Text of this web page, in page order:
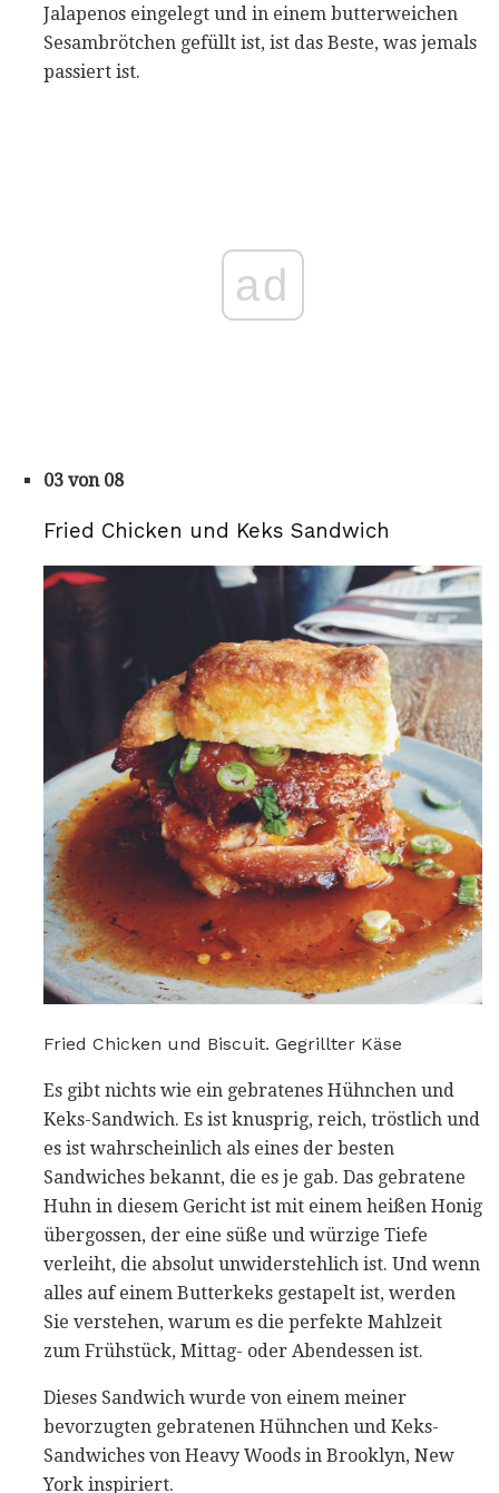
Jalapenos eingelegt und in einem butterweichen
Sesambrötchen gefüllt ist, ist das Beste, was jemals
passiert ist.
ad
03 von 08
Fried Chicken und Keks Sandwich
Fried Chicken und Biscuit. Gegrillter Käse
Es gibt nichts wie ein gebratenes Hühnchen und
Keks-Sandwich. Es ist knusprig, reich, tröstlich und
es ist wahrscheinlich als eines der besten
Sandwiches bekannt, die es je gab. Das gebratene
Huhn in diesem Gericht ist mit einem heißen Honig
übergossen, der eine süße und würzige Tiefe
verleiht, die absolut unwiderstehlich ist. Und wenn
alles auf einem Butterkeks gestapelt ist, werden
Sie verstehen, warum es die perfekte Mahlzeit
zum Frühstück, Mittag- oder Abendessen ist.
Dieses Sandwich wurde von einem meiner
bevorzugten gebratenen Hühnchen und Keks-
Sandwiches von Heavy Woods in Brooklyn, New
York inspiriert.